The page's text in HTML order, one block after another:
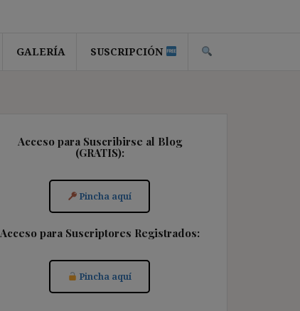
GALERÍA SUSCRIPCIÓN
Acceso para Suscribirse al Blog
(GRATIS):
Pincha aquí
Acceso para Suscriptores Registrados:
Pincha aquí